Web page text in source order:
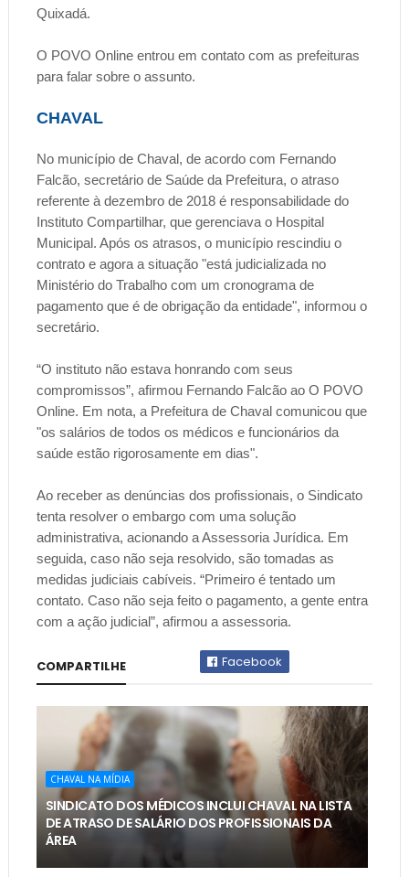
Quixadá.
O POVO Online entrou em contato com as prefeituras
para falar sobre o assunto.
CHAVAL
No município de Chaval, de acordo com Fernando
Falcão, secretário de Saúde da Prefeitura, o atraso
referente à dezembro de 2018 é responsabilidade do
Instituto Compartilhar, que gerenciava o Hospital
Municipal. Após os atrasos, o município rescindiu o
contrato e agora a situação "está judicializada no
Ministério do Trabalho com um cronograma de
pagamento que é de obrigação da entidade", informou o
secretário.
“O instituto não estava honrando com seus
compromissos”, afirmou Fernando Falcão ao O POVO
Online. Em nota, a Prefeitura de Chaval comunicou que
"os salários de todos os médicos e funcionários da
saúde estão rigorosamente em dias".
Ao receber as denúncias dos profissionais, o Sindicato
tenta resolver o embargo com uma solução
administrativa, acionando a Assessoria Jurídica. Em
seguida, caso não seja resolvido, são tomadas as
medidas judiciais cabíveis. “Primeiro é tentado um
contato. Caso não seja feito o pagamento, a gente entra
com a ação judicial”, afirmou a assessoria.
COMPARTILHE Facebook
CHAVAL NA MÍDIA
SINDICATO DOS MÉDICOS INCLUI CHAVAL NA LISTA
DE ATRASO DE SALÁRIO DOS PROFISSIONAIS DA
ÁREA